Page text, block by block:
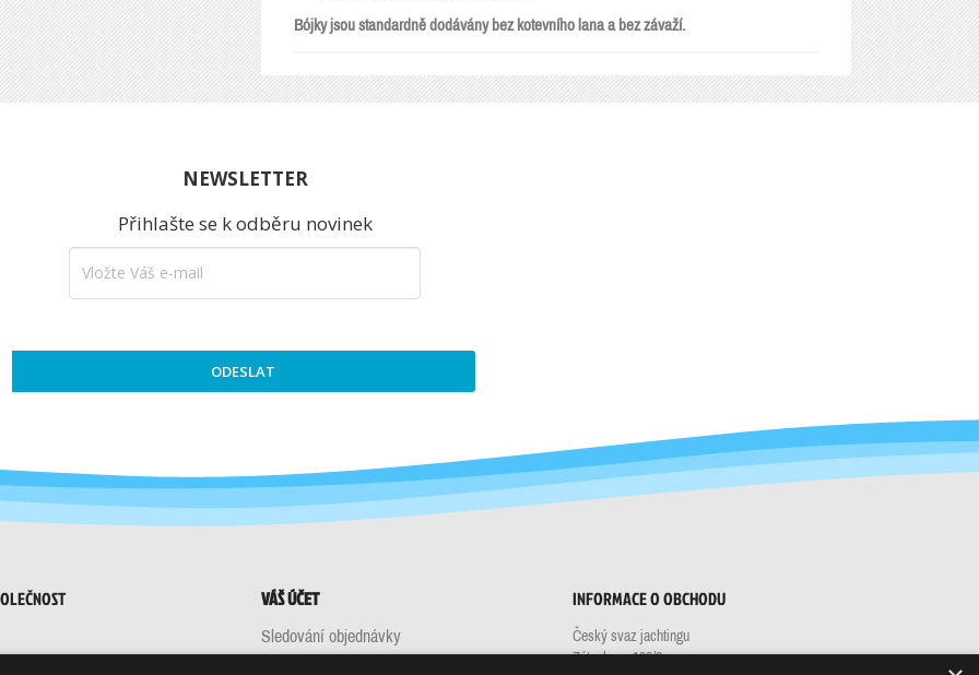
Bójky jsou standardně dodávány bez kotevního lana a bez závaží.
NEWSLETTER
Přihlašte se k odběru novinek
ODESLAT
VÁŠ ÚČET
Sledování objednávky
INFORMACE O OBCHODU
Český svaz jachtingu
Zátopkova 100/2